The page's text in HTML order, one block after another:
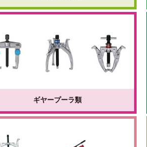
ギヤープーラ類